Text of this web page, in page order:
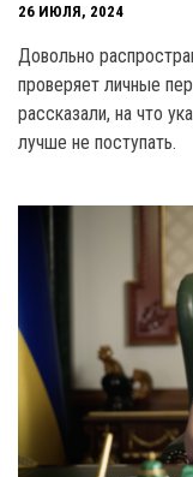
26 ИЮЛЯ, 2024
Довольно
проверяет личные
рассказали, на что
лучше не поступать.